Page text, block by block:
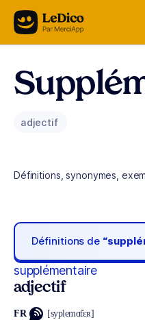
Aller au contenu
adjectif
Définitions, synonymes,
Définitions de
supplémentaire
adjectif
FR [syplemɑ̃tɛʀ]